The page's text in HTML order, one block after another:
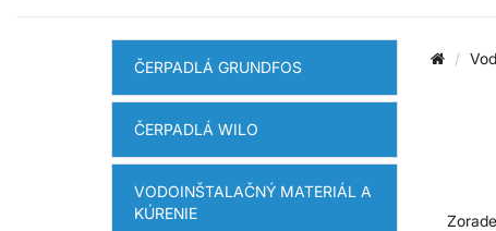
ČERPADLÁ GRUNDFOS
ČERPADLÁ WILO
VODOINŠTALAČNÝ MATERIÁL A
KÚRENIE